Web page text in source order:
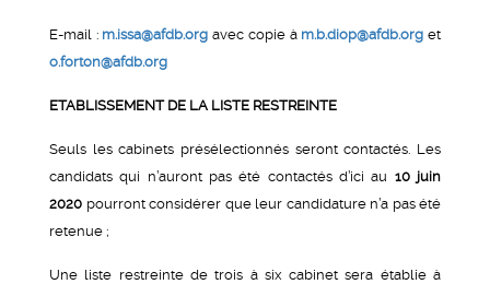
E-mail : m.issa@afdb.org avec copie à m.b.diop@afdb.org et
o.forton@afdb.org
ETABLISSEMENT DE LA LISTE RESTREINTE
Seuls les cabinets présélectionnés seront contactés. Les
candidats qui n’auront pas été contactés d’ici au 10 juin
2020 pourront considérer que leur candidature n’a pas été
retenue ;
Une liste restreinte de trois à six cabinet sera établie à